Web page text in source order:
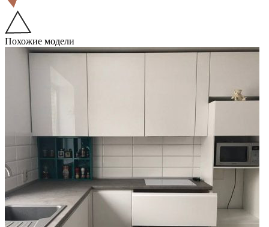
Похожие модели